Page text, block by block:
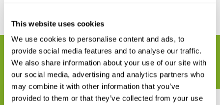
This website uses cookies
We use cookies to personalise content and ads, to
provide social media features and to analyse our traffic.
We also share information about your use of our site with
our social media, advertising and analytics partners who
may combine it with other information that you’ve
provided to them or that they’ve collected from your use
GERELATEERDE PRODUCTEN
Maak uw bestelling compleet